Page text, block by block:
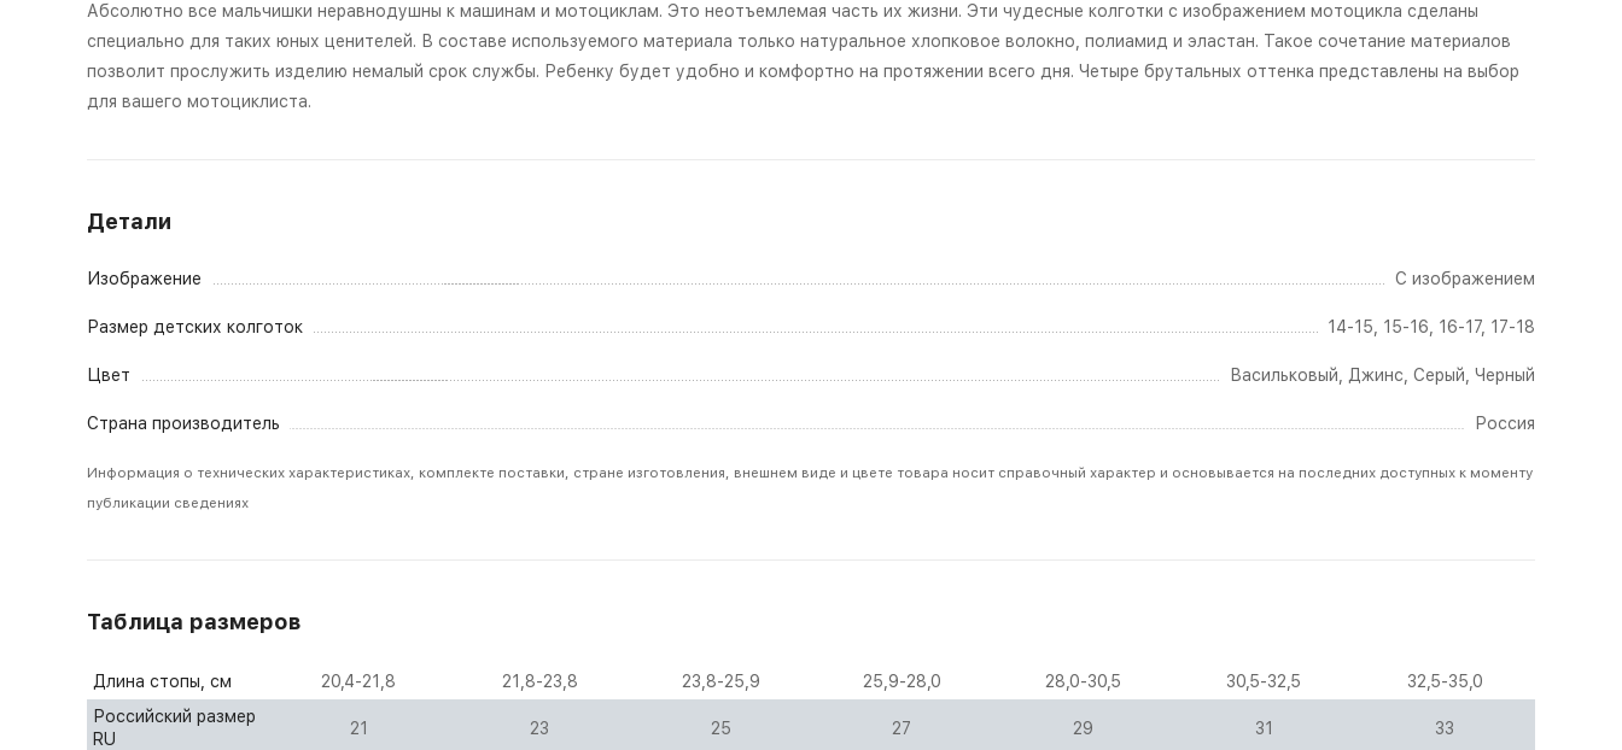
Абсолютно все мальчишки неравнодушны к машинам и мотоциклам. Это неотъемлемая часть их жизни. Эти чудесные колготки с изображением мотоцикла сделаны
специально для таких юных ценителей. В составе используемого материала только натуральное хлопковое волокно, полиамид и эластан. Такое сочетание материалов
позволит прослужить изделию немалый срок службы. Ребенку будет удобно и комфортно на протяжении всего дня. Четыре брутальных оттенка представлены на выбор
для вашего мотоциклиста.
Детали
Изображение С изображением
Размер детских колготок 14-15, 15-16, 16-17, 17-18
Цвет Васильковый Джинс Серый Черный
Страна производитель Россия
Информация о технических характеристиках, комплекте поставки, стране изготовления, внешнем виде и цвете товара носит справочный характер и основывается на последних доступных к моменту
публикации сведениях
Таблица размеров
Длина стопы, см 20,4-21,8 21,8-23,8 23,8-25,9 25,9-28,0 28,0-30,5 30,5-32,5
32,5-35,0
Российский размер
RU
21 23 25 27 29 31 33